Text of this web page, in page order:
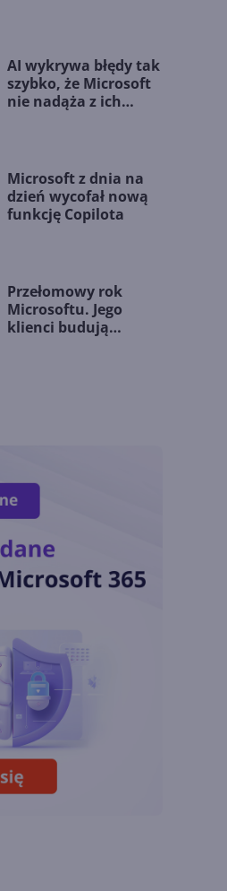
AI wykrywa błędy tak
szybko, że Microsoft
nie nadąża z ich
Microsoft z dnia na
dzień wycofał nową
funkcję Copilota
Przełomowy rok
Microsoftu. Jego
klienci budują
OpenAI zapowiada
model Astra.
Rozwiązał 10 starych
problemów
matematycznych
w Microsoft Teams.
Zmiany z lipca 2026 r.
Lista zmian w
Microsoft 365 Copilot.
Podsumowanie lipca
2026